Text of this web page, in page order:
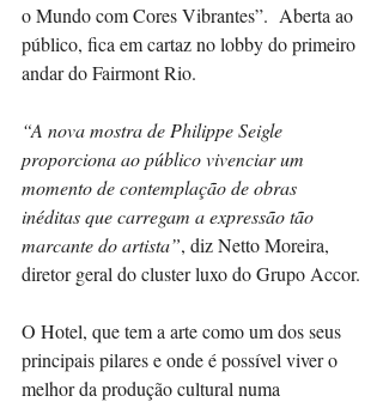
o Mundo com Cores Vibrantes”.  Aberta ao
público, fica em cartaz no lobby do primeiro
andar do Fairmont Rio.
“A nova mostra de Philippe Seigle
proporciona ao público vivenciar um
momento de contemplação de obras
inéditas que carregam a expressão tão
marcante do artista”, diz Netto Moreira,
diretor geral do cluster luxo do Grupo Accor.
O Hotel, que tem a arte como um dos seus
principais pilares e onde é possível viver o
melhor da produção cultural numa